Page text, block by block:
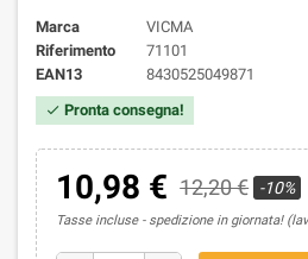
Marca
VICMA
Riferimento
71101
EAN13
8430525049871
check Pronta consegna!
10,98 € 12,20 € -10%
Tasse incluse spedizione in giornata!